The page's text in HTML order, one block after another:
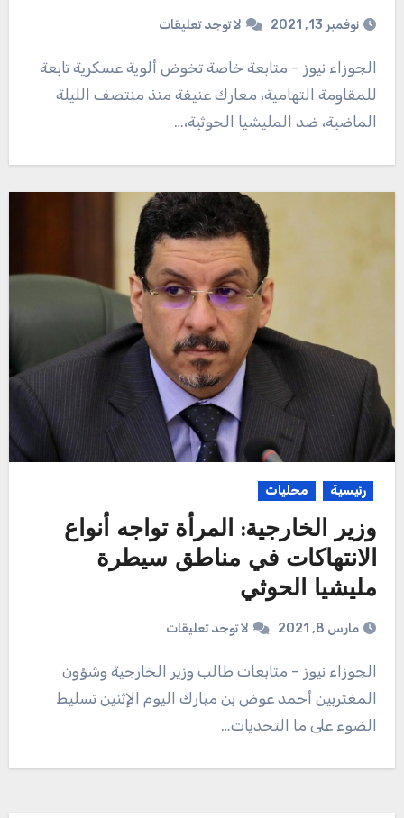
نوفمبر 13, 2021 لا توجد تعليقات
للمقاومة التهامية، معارك عنيفة منذ منتصف الليلة
الماضية، ضد المليشيا الحوثية،…
رئيسية محليات
وزير الخارجية: المرأة تواجه أنواع
الانتهاكات في مناطق سيطرة
مليشيا الحوثي
مارس 8, 2021 لا توجد تعليقات
الجوزاء نيوز – متابعات طالب وزير الخارجية وشؤون
المغتربين أحمد عوض بن مبارك اليوم الإثنين تسليط
الضوء على ما التحديات…